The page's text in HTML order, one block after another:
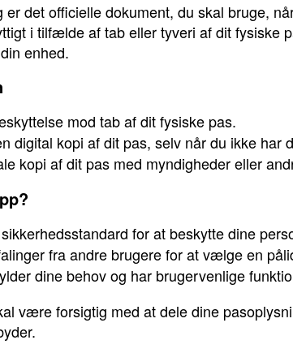
det officielle dokument, du skal bruge,
i tilfælde af tab eller tyveri af dit fysiske
enhed.
mod tab af dit fysiske pas.
digital kopi af dit pas, selv når du ikke har
kopi af dit pas med myndigheder eller
for at beskytte dine
fra andre brugere for at vælge en
dine behov og har brugervenlige
være forsigtig med at dele dine